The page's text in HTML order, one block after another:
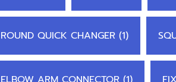
ROUND QUICK CHANGER (1)